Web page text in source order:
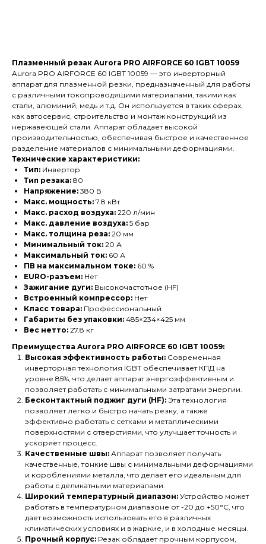
Плазменный резак Aurora PRO AIRFORCE 60 IGBT 10059
Aurora PRO AIRFORCE 60 IGBT 10059 — это инверторный
аппарат для плазменной резки, предназначенный для работы
с различными токопроводящими материалами, такими как
стали, алюминий, медь и т.д. Он используется в таких сферах,
как автосервис, строительство и монтаж конструкций из
нержавеющей стали. Аппарат обладает высокой
производительностью, обеспечивая быстрое и качественное
разделение материалов с минимальными деформациями.
Технические характеристики:
Тип: Инвертор
Тип резака: 80
Напряжение: 380 В
Макс. мощность: 7.8 кВт
Макс. расход воздуха: 220 л/мин
Макс. давление воздуха: 5 бар
Макс. толщина реза: 20 мм
Минимальный ток: 20 А
Максимальный ток: 60 А
ПВ на максимальном токе: 60 %
EURO-разъем: Нет
Зажигание дуги: Высокочастотное (HF)
Встроенный компрессор: Нет
Класс товара: Профессиональный
Габариты без упаковки: 485×234×425 мм
Вес нетто: 27.8 кг
Преимущества Aurora PRO AIRFORCE 60 IGBT 10059:
Высокая эффективность работы: Современная
инверторная технология IGBT обеспечивает КПД на
уровне 85%, что делает аппарат энергоэффективным и
позволяет работать с минимальными затратами энергии.
Бесконтактный поджиг дуги (HF): Эта технология
позволяет легко и быстро начать резку, а также
эффективно работать с сетками и металлическими
поверхностями с отверстиями, что улучшает точность и
ускоряет процесс.
Качественные швы: Аппарат позволяет получать
качественные, тонкие швы с минимальными деформациями
и короблениями металла, что делает его идеальным для
работы с деликатными материалами.
Широкий температурный диапазон: Устройство может
работать в температурном диапазоне от -20 до +50°C, что
дает возможность использовать его в различных
климатических условиях и в жаркие, и в холодные месяцы.
Прочный корпус: Резак обладает прочным корпусом,